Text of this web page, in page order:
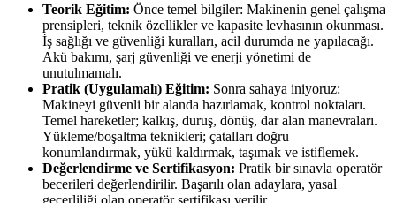
Teorik Eğitim: Önce temel bilgiler: Makinenin genel çalışma
prensipleri, teknik özellikler ve kapasite levhasının okunması.
İş sağlığı ve güvenliği kuralları, acil durumda ne yapılacağı.
Akü bakımı, şarj güvenliği ve enerji yönetimi de
unutulmamalı.
Pratik (Uygulamalı) Eğitim: Sonra sahaya iniyoruz:
Makineyi güvenli bir alanda hazırlamak, kontrol noktaları.
Temel hareketler; kalkış, duruş, dönüş, dar alan manevraları.
Yükleme/boşaltma teknikleri; çatalları doğru
konumlandırmak, yükü kaldırmak, taşımak ve istiflemek.
Değerlendirme ve Sertifikasyon: Pratik bir sınavla operatör
becerileri değerlendirilir. Başarılı olan adaylara, yasal
geçerliliği olan operatör sertifikası verilir.